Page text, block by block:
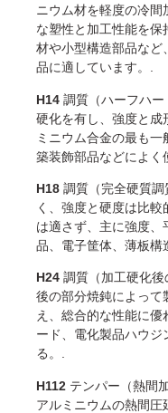
ニウム材を軽度の冷
な塑性と加工性能を保
材や小型構造部品など
品に適しています。.
H14 調質（ハーフハ
硬化を有し、強度と
ミニウム合金の最も
築装飾部品などによく
H18 調質（完全硬質
く、強度と硬度は比
は適さず、主に強度、
品、電子筐体、薄板構
H24 調質（加工硬化
後の部分焼鈍によって
え、総合的な性能に
ード、電化製品ハウ
る。.
H112 テンパー（熱間
アルミニウムの熱間圧